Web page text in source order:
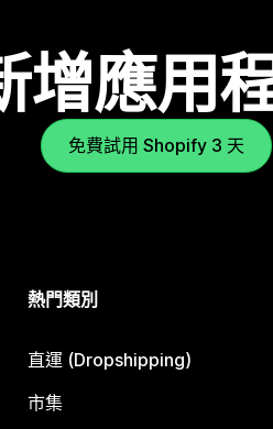
增應用
免費試用 Shopify 3 天
熱門類別
直運 (Dropshipping)
市集